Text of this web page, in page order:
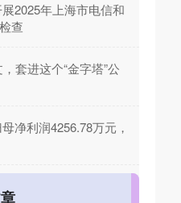
2025年上海市电信和
查
套进这个“金字塔”公
净利润4256.78万元，